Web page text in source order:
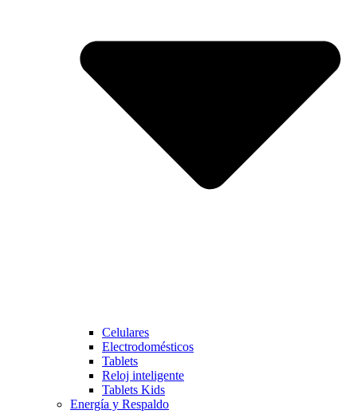
Celulares
Electrodomésticos
Tablets
Reloj inteligente
Tablets Kids
Energía y Respaldo